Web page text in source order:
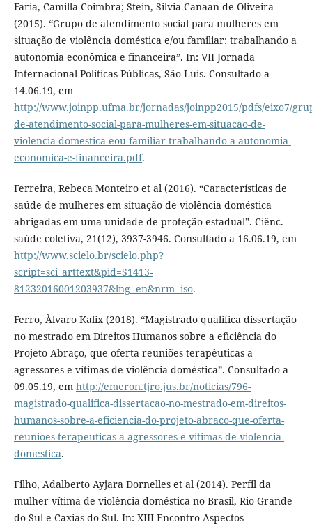
Faria, Camilla Coimbra; Stein, Silvia Canaan de Oliveira
(2015). “Grupo de atendimento social para mulheres em
situação de violência doméstica e/ou familiar: trabalhando a
autonomia econômica e financeira”. In: VII Jornada
Internacional Políticas Públicas, São Luis. Consultado a
14.06.19, em
http://www.joinpp.ufma.br/jornadas/joinpp2015/pdfs/eixo7/
de-atendimento-social-para-mulheres-em-situacao-de-
violencia-domestica-eou-familiar-trabalhando-a-autonomia-
economica-e-financeira.pdf.
Ferreira, Rebeca Monteiro et al (2016). “Características de
saúde de mulheres em situação de violência doméstica
abrigadas em uma unidade de proteção estadual”. Ciênc.
saúde coletiva, 21(12), 3937-3946. Consultado a 16.06.19, em
http://www.scielo.br/scielo.php?
script=sci_arttext&pid=S1413-
81232016001203937&lng=en&nrm=iso.
Ferro, Àlvaro Kalix (2018). “Magistrado qualifica dissertação
no mestrado em Direitos Humanos sobre a eficiência do
Projeto Abraço, que oferta reuniões terapêuticas a
agressores e vítimas de violência doméstica”. Consultado a
09.05.19, em http://emeron.tjro.jus.br/noticias/796-
magistrado-qualifica-dissertacao-no-mestrado-em-direitos-
humanos-sobre-a-eficiencia-do-projeto-abraco-que-oferta-
reunioes-terapeuticas-a-agressores-e-vitimas-de-violencia-
domestica.
Filho, Adalberto Ayjara Dornelles et al (2014). Perfil da
mulher vítima de violência doméstica no Brasil, Rio Grande
do Sul e Caxias do Sul. In: XIII Encontro Aspectos